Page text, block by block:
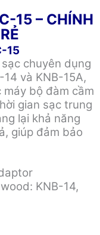
15 – CHÍNH
15
chuyên dụng
và KNB-15A,
bộ đàm cầm
gian sạc trung
lại khả năng
giúp đảm bảo
KNB-14,